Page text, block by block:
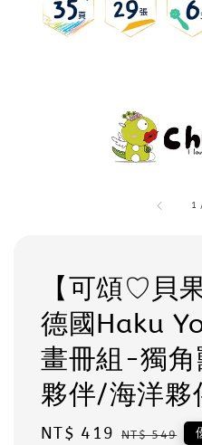
1
【可頌♡貝
德國Haku
畫冊組-獨
夥伴/海洋夥
Sale
NT$ 419 Regular
NT$ 549